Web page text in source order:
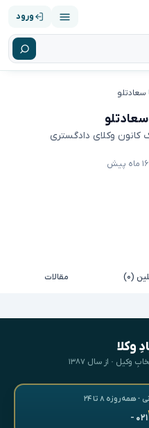
ورود
کانون وکلای دادگستری
(۰) مقالات
وکلا
وکیل · از سال ۱۳۸۷
۸ تا ۲۴
- ۰۲۱